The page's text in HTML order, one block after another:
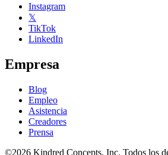
Instagram
𝕏
TikTok
LinkedIn
Empresa
Blog
Empleo
Asistencia
Creadores
Prensa
©2026 Kindred Concepts, Inc. Todos los